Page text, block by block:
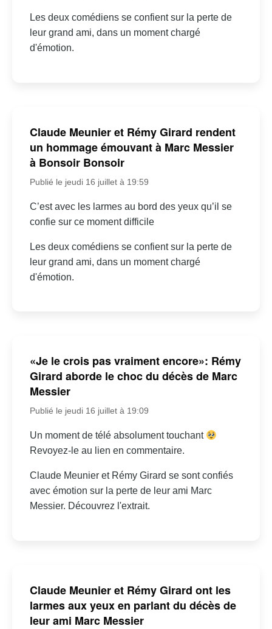
Les deux comédiens se confient sur la perte de
leur grand ami, dans un moment chargé
d'émotion.
Claude Meunier et Rémy Girard rendent
un hommage émouvant à Marc Messier
à Bonsoir Bonsoir
Publié le jeudi 16 juillet à 19:59
C’est avec les larmes au bord des yeux qu’il se
confie sur ce moment difficile
Les deux comédiens se confient sur la perte de
leur grand ami, dans un moment chargé
d'émotion.
«Je le crois pas vraiment encore»: Rémy
Girard aborde le choc du décès de Marc
Messier
Publié le jeudi 16 juillet à 19:09
Un moment de télé absolument touchant
Revoyez-le au lien en commentaire.
Claude Meunier et Rémy Girard se sont confiés
avec émotion sur la perte de leur ami Marc
Messier. Découvrez l'extrait.
Claude Meunier et Rémy Girard ont les
larmes aux yeux en parlant du décès de
leur ami Marc Messier